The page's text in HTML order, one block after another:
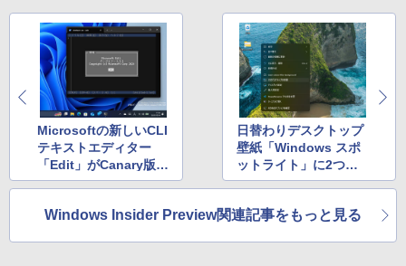
Microsoftの新しいCLI
テキストエディター
「Edit」がCanary版W
indows 11に標準搭載
日替わりデスクトップ
壁紙「Windows スポ
ットライト」に2つの
新しいコマンド
Windows Insider Preview関連記事をもっと見る